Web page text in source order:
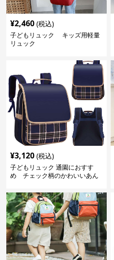
¥2,460 (税込)
子どもリュック キッズ用軽量
リュック
¥3,120 (税込)
子どもリュック 通園におすす
め チェック柄のかわいいあん